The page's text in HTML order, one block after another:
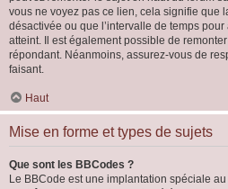
vous ne voyez pas ce lien, cela signifie que
désactivée ou que l’intervalle de temps
atteint. Il est également possible de
répondant. Néanmoins, assurez-vous de
faisant.
Haut
Mise en forme et types de sujets
Que sont les BBCodes ?
Le BBCode est une implantation spéciale